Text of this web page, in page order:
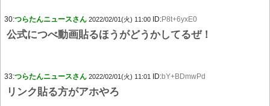
30:つらたんニュースさん 2022/02/01(火) 11:00 ID:P8t+6yxE0
公式につべ動画貼るほうがどうかしてるぜ！
33:つらたんニュースさん 2022/02/01(火) 11:01 ID:bY+BDmwPd
リンク貼る方がアホやろ